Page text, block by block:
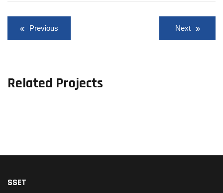
Previous Next
Related Projects
SSET